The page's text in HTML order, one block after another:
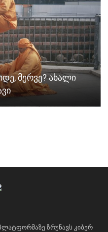
მერვე? ახალი
პლატფორმაზე ზრუნავს კიბერ